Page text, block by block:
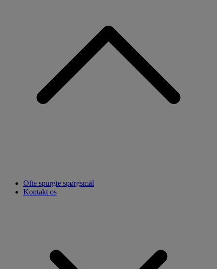
Ofte spurgte spørgsmål
Kontakt os